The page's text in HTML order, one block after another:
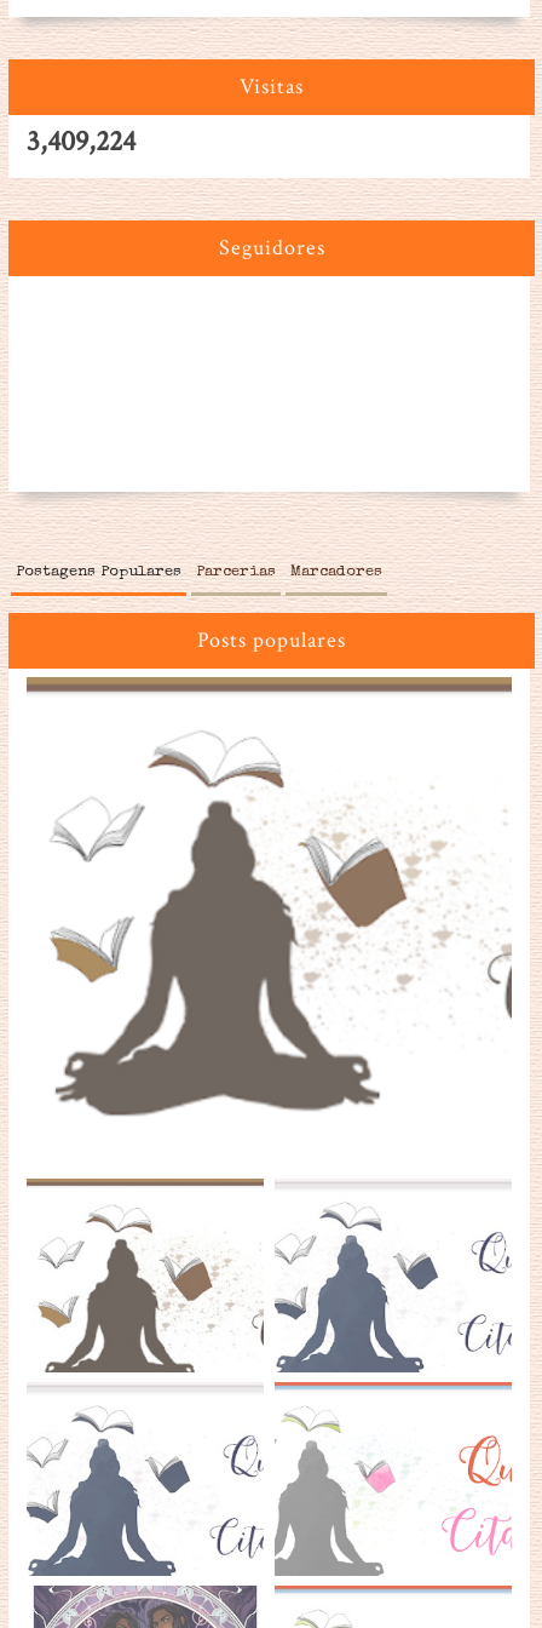
Visitas
3,409,224
Seguidores
Postagens Populares Parcerias Marcadores
Posts populares